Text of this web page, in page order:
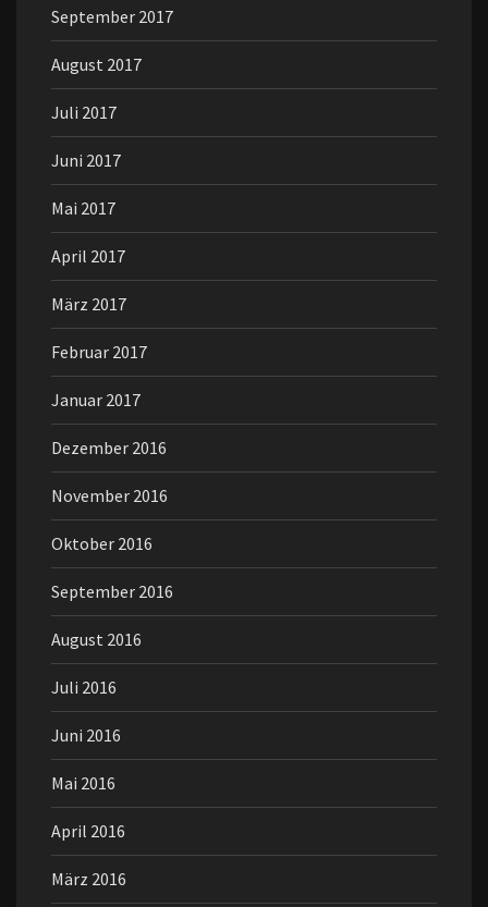
September 2017
August 2017
Juli 2017
Juni 2017
Mai 2017
April 2017
März 2017
Februar 2017
Januar 2017
Dezember 2016
November 2016
Oktober 2016
September 2016
August 2016
Juli 2016
Juni 2016
Mai 2016
April 2016
März 2016